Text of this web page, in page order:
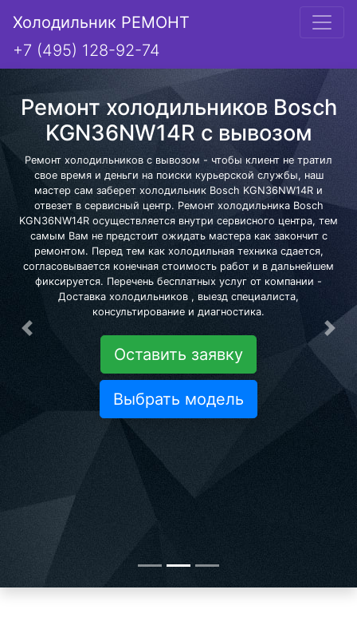
Холодильник РЕМОНТ
+7 (495) 128-92-74
Ремонт холодильников Bosch
KGN36NW14R с вывозом
Ремонт холодильников с вывозом - чтобы клиент не тратил
свое время и деньги на поиски курьерской службы, наш
мастер сам заберет холодильник Bosch KGN36NW14R и
отвезет в сервисный центр. Ремонт холодильника Bosch
KGN36NW14R осуществляется внутри сервисного центра, тем
самым Вам не предстоит ожидать мастера как закончит с
ремонтом. Перед тем как холодильная техника сдается,
согласовывается конечная стоимость работ и в дальнейшем
фиксируется. Перечень бесплатных услуг от компании -
Доставка холодильников , выезд специалиста,
консультирование и диагностика.
Оставить заявку
Выбрать модель
Предыдущая